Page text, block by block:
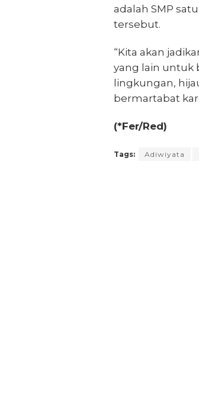
adalah SMP
tersebut.
“Kita akan
yang lain untuk
lingkungan,
bermartabat
(*Fer/Red)
Tags: Adiwiyata